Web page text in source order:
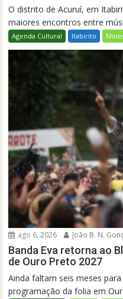
O distrito de Acuruí, em
maiores encontros entre
Agenda Cultural Itabirito
ago 6, 2026 João B. N.
Banda Eva retorna ao
de Ouro Preto 2027
Ainda faltam seis meses
programação da folia em